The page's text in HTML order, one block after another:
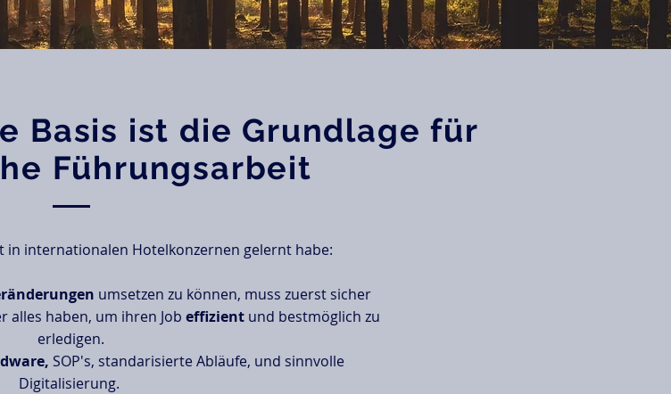
Basis ist die Grundlage für
Führungsarbeit
in internationalen Hotelkonzernen gelernt habe:
umsetzen zu können, muss zuerst sicher
alles haben, um ihren Job effizient und bestmöglich zu
erledigen.
SOP's, standarisierte Abläufe, und sinnvolle
Digitalisierung.